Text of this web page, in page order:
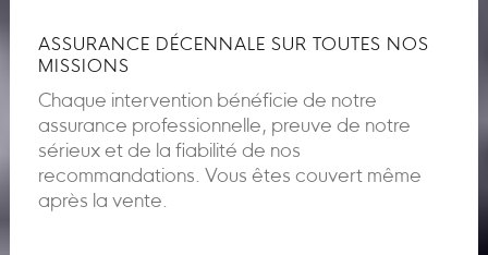
ASSURANCE DÉCENNALE SUR TOUTES NOS
MISSIONS
Chaque intervention bénéficie de notre
assurance professionnelle, preuve de notre
sérieux et de la fiabilité de nos
recommandations. Vous êtes couvert même
après la vente.